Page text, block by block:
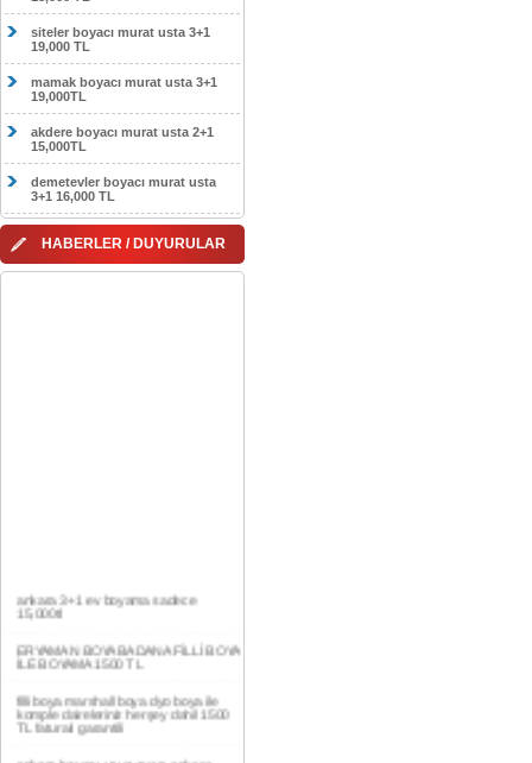
siteler boyacı murat usta 3+1
19,000 TL
mamak boyacı murat usta 3+1
19,000TL
akdere boyacı murat usta 2+1
15,000TL
demetevler boyacı murat usta
3+1 16,000 TL
HABERLER / DUYURULAR
ERYAMAN BOYA BADANA FİLLİ BOYA
İLE BOYAMA 1500 TL
filli boya marshall boya dyo boya ile
komple daireleriniz herşey dahil 1500
ankara boyacı ucuz oyacı ankara
15.000TL